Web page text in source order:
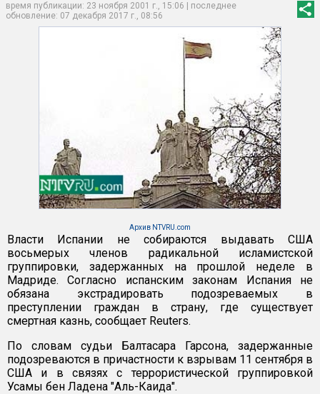
время публикации: 23 ноября 2001 г., 15:06 | последнее
обновление: 07 декабря 2017 г., 08:56
Архив NTVRU.com
Власти Испании не собираются выдавать США
восьмерых членов радикальной исламистской
группировки, задержанных на прошлой неделе в
Мадриде. Согласно испанским законам Испания не
обязана экстрадировать подозреваемых в
преступлении граждан в страну, где существует
смертная казнь, сообщает Reuters.
По словам судьи Балтасара Гарсона, задержанные
подозреваются в причастности к взрывам 11 сентября в
США и в связях с террористической группировкой
Усамы бен Ладена "Аль-Каида".